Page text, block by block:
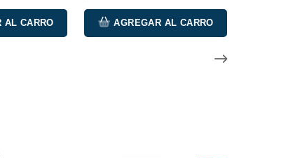
AL CARRO AGREGAR AL CARRO